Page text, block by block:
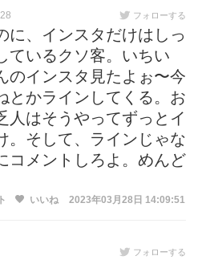
フォローする
に、インスタだけはしっ
ているクソ客。いちい
のインスタ見たよぉ〜今
とかラインしてくる。お
人はそうやってずっとイ
。そして、ラインじゃな
コメントしろよ。めんど
いいね 2023年03月28日 14:09:51
フォローする